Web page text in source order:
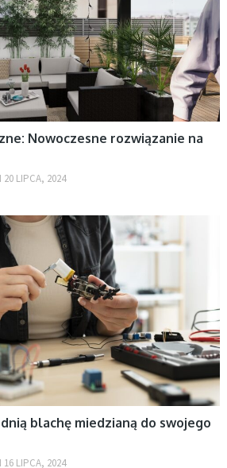
Nowoczesne rozwiązanie na
20 LIPCA, 2024
blachę miedzianą do swojego
16 LIPCA, 2024